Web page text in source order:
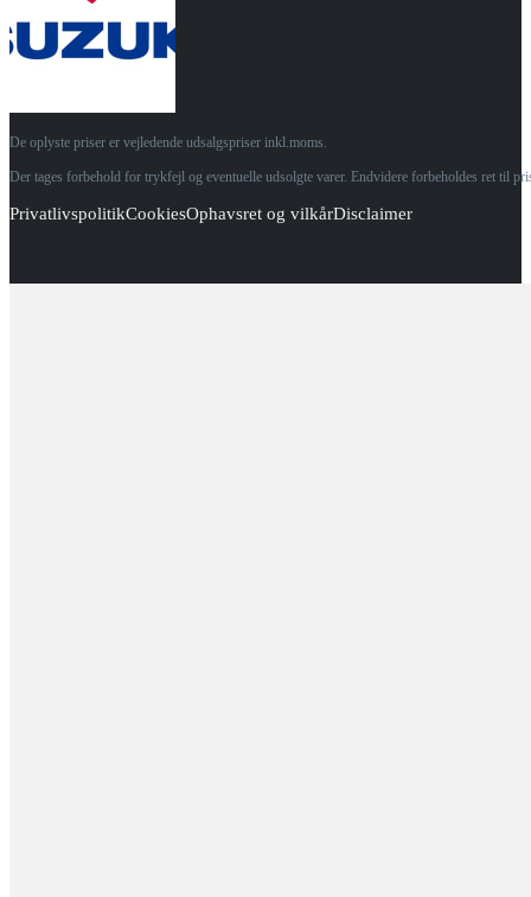
De oplyste priser er vejledende udsalgspriser inkl.moms.
Der tages forbehold for trykfejl og eventuelle udsolgte varer. Endvidere forbeholdes ret til
PrivatlivspolitikCookiesOphavsret og vilkårDisclaimer